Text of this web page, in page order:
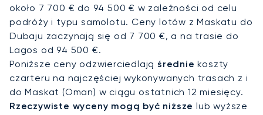
Mouj, czy szczyt dyplomatyczny, każda podróż
jest w pełni dostosowana do Państwa
harmonogramu i preferencji.
Dzięki dwudziestoletniemu doświadczeniu
LunaJets łączy w sobie bezpieczeństwo
potwierdzone certyfikatem Argus®,
transparentne ceny oraz elastyczne rozwiązania
około 7 700 € do 94 500 € w zależności od celu
podróży i typu samolotu. Ceny lotów z Maskatu do
Dubaju zaczynają się od 7 700 €, a na trasie do
Lagos od 94 500 €.
Poniższe ceny odzwierciedlają średnie koszty
czarteru na najczęściej wykonywanych trasach z i
do Maskat (Oman) w ciągu ostatnich 12 miesięcy.
Rzeczywiste wyceny mogą być niższe lub wyższe